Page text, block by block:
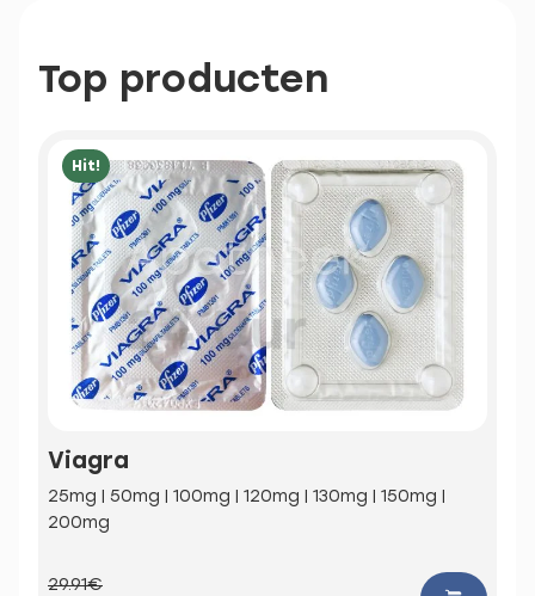
Top producten
Hit!
Viagra
25mg | 50mg | 100mg | 120mg | 130mg | 150mg |
200mg
29.91€